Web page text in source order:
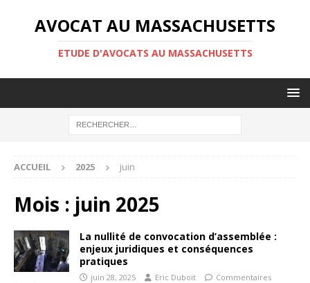
AVOCAT AU MASSACHUSETTS
ETUDE D'AVOCATS AU MASSACHUSETTS
ACCUEIL 2025 juin
Mois : juin 2025
La nullité de convocation d’assemblée :
enjeux juridiques et conséquences
pratiques
juin 28, 2025 Eric Duboit
Commentaires